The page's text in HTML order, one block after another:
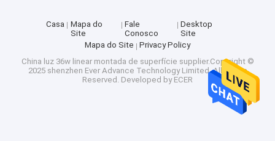
Casa
Mapa do
Site
Fale
Conosco
Desktop
Site
Mapa do Site
Privacy Policy
China luz 36w linear montada de superfície supplier.Copyright ©
2025 shenzhen Ever Advance Technology Limited. All Rights
Reserved. Developed by ECER